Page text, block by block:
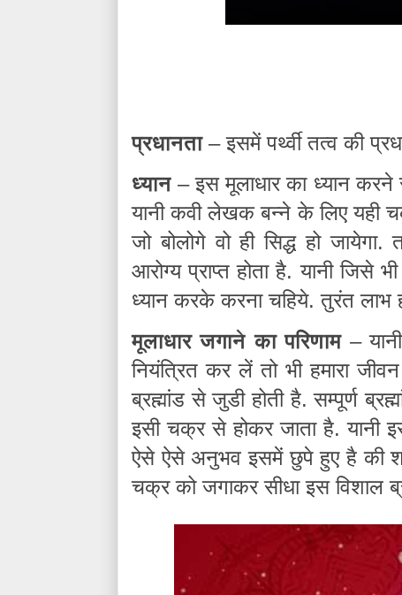
प्रधानता– इसमें पर्थ्वी तत्व की
ध्यान – इस मूलाधार का ध्यान
यानी कवी लेखक बन्ने के लिए यही
जो बोलोगे वो ही सिद्ध हो
आरोग्य प्राप्त होता है. यानी जिसे
ध्यान करके करना चहिये. तुरंत लाभ
मूलाधार जगाने का परिणाम–
नियंत्रित कर लें तो भी हमारा
ब्रह्मांड से जुडी होती है. सम्पूर्ण
इसी चक्र से होकर जाता है.
ऐसे ऐसे अनुभव इसमें छुपे हुए है की
चक्र को जगाकर सीधा इस विशाल